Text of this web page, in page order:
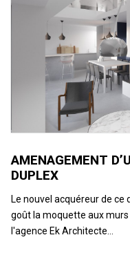
AMENAGEMENT
DUPLEX
Le nouvel acquéreur de ce
goût la moquette aux
l'agence Ek Architecte…